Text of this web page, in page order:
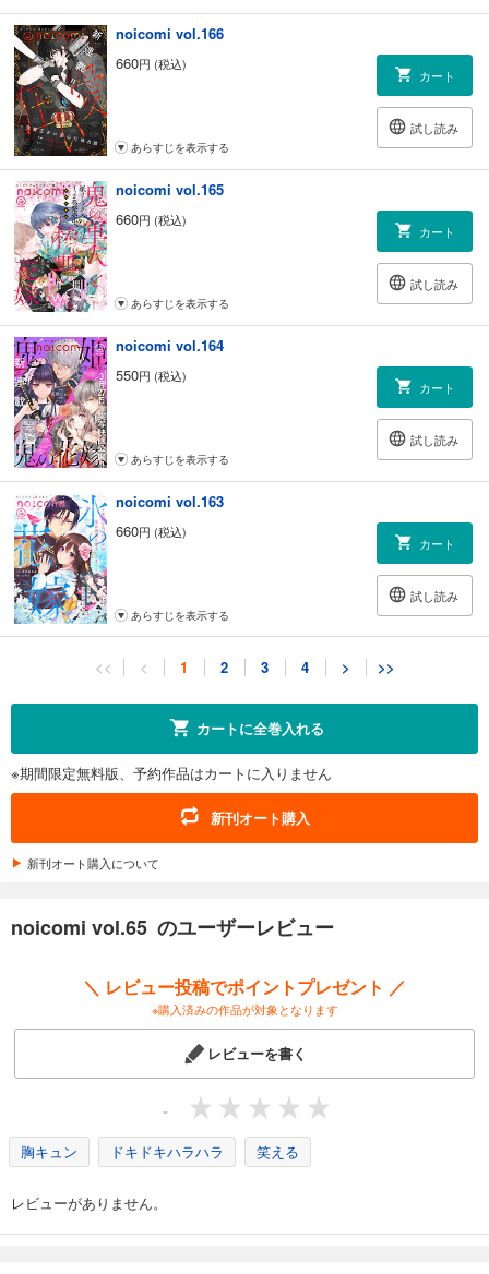
noicomi vol.166
660円 (税込)
カート
試し読み
あらすじを表示する
noicomi vol.165
660円 (税込)
カート
試し読み
あらすじを表示する
noicomi vol.164
550円 (税込)
カート
試し読み
あらすじを表示する
noicomi vol.163
660円 (税込)
カート
試し読み
あらすじを表示する
noicomi vol.162
試し読み
あらすじを表示する
noicomi vol.161
660円 (税込)
あらすじを表示する
660 円 (税込)
あらすじを表示する
noicomi vol.159
660 円 (税込)
あらすじを表示する
<< < 1 2 3 4 > >>
カートに全巻入れる
※期間限定無料版、予約作品はカートに入りません
新刊オート購入
新刊オート購入について
noicomi vol.65 のユーザーレビュー
＼ レビュー投稿でポイントプレゼント ／
※購入済みの作品が対象となります
レビューを書く
-
胸キュン ドキドキハラハラ 笑える
レビューがありません。